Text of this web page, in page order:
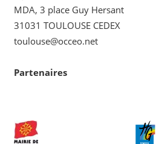
MDA, 3 place Guy Hersant
31031 TOULOUSE CEDEX
toulouse@occeo.net
Partenaires